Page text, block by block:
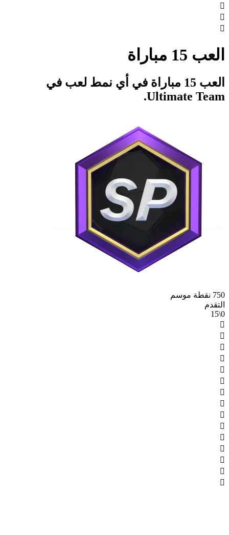



العب 15 مباراة
العب 15 مباراة في أي نمط لعب في
Ultimate Team.
750 نقطة موسم
التقدم
0\15














